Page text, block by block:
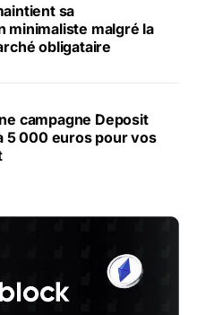
sa
minimaliste malgré la
obligataire
campagne Deposit
5 000 euros pour vos